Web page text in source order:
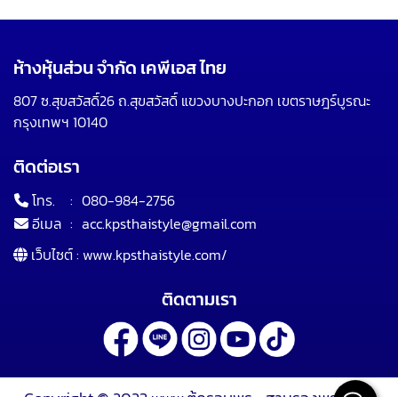
ห้างหุ้นส่วน จำกัด เคพีเอส ไทย
807 ซ.สุขสวัสดิ์26 ถ.สุขสวัสดิ์ แขวงบางปะกอก เขตราษฎร์บูรณะ
กรุงเทพฯ 10140
ติดต่อเรา
โทร. : 080-984-2756
อีเมล : acc.kpsthaistyle@gmail.com
เว็บไซต์ : www.kpsthaistyle.com/
ติดตามเรา